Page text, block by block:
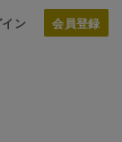
イン